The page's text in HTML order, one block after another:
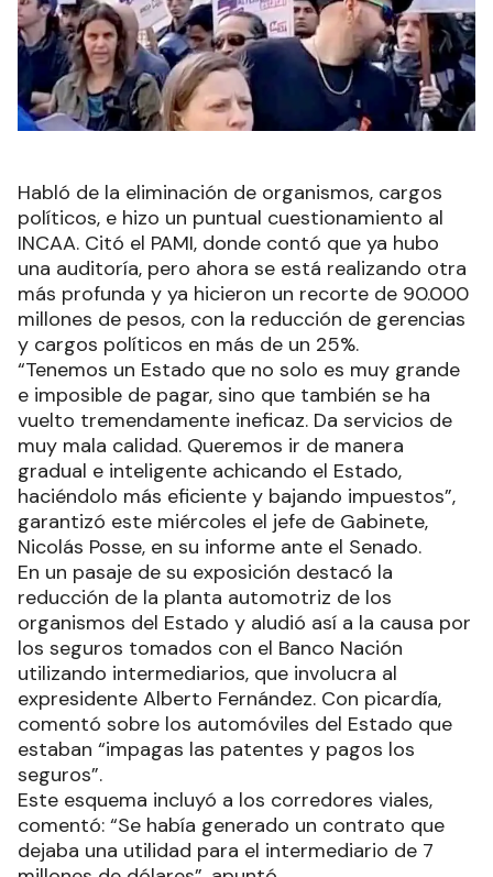
Habló de la eliminación de organismos, cargos
políticos, e hizo un puntual cuestionamiento al
INCAA. Citó el PAMI, donde contó que ya hubo
una auditoría, pero ahora se está realizando otra
más profunda y ya hicieron un recorte de 90.000
millones de pesos, con la reducción de gerencias
y cargos políticos en más de un 25%.
“Tenemos un Estado que no solo es muy grande
e imposible de pagar, sino que también se ha
vuelto tremendamente ineficaz. Da servicios de
muy mala calidad. Queremos ir de manera
gradual e inteligente achicando el Estado,
haciéndolo más eficiente y bajando impuestos”,
garantizó este miércoles el jefe de Gabinete,
Nicolás Posse, en su informe ante el Senado.
En un pasaje de su exposición destacó la
reducción de la planta automotriz de los
organismos del Estado y aludió así a la causa por
los seguros tomados con el Banco Nación
utilizando intermediarios, que involucra al
expresidente Alberto Fernández. Con picardía,
comentó sobre los automóviles del Estado que
estaban “impagas las patentes y pagos los
seguros”.
Este esquema incluyó a los corredores viales,
comentó: “Se había generado un contrato que
dejaba una utilidad para el intermediario de 7